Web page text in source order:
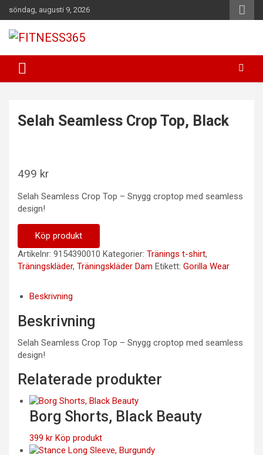
Hoppa
till
innehåll
söndag, augusti 9, 2026
FITNESS365
Selah Seamless Crop Top, Black
499 kr
Selah Seamless Crop Top – Snygg croptop med seamless
design!
Köp produkt
Artikelnr: 9154390010 Kategorier: Tränings t-shirt,
Träningskläder, Träningskläder Dam Etikett: Gorilla Wear
Beskrivning
Beskrivning
Selah Seamless Crop Top – Snygg croptop med seamless
design!
Relaterade produkter
Borg Shorts, Black Beauty
399 kr Köp produkt